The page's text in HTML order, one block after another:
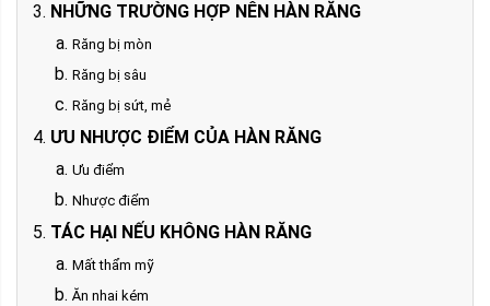
NHỮNG TRƯỜNG HỢP NÊN HÀN RĂNG
Răng bị mòn
Răng bị sâu
Răng bị sứt, mẻ
ƯU NHƯỢC ĐIỂM CỦA HÀN RĂNG
Ưu điểm
Nhược điểm
TÁC HẠI NẾU KHÔNG HÀN RĂNG
Mất thẩm mỹ
Ăn nhai kém